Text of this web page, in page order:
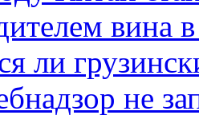
вина
ли
не